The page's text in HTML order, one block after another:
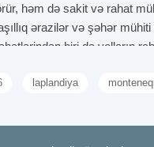
həm də sakit və rahat
ərazilər və şəhər mühiti
biri də yolların
yüksək hissəsində
laplandiya